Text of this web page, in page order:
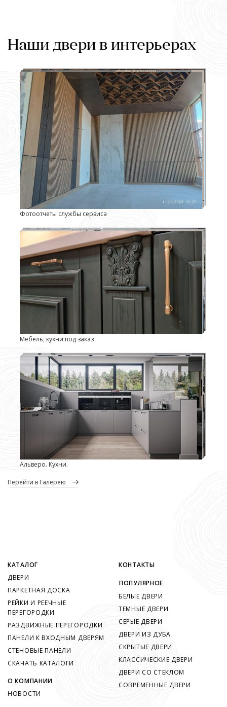
Наши двери в интерьерах
Фотоотчеты службы сервиса
Мебель, кухни под заказ
Альверо. Кухни.
перейти в Галерею
КАТАЛОГ
ДВЕРИ
ПАРКЕТНАЯ ДОСКА
РЕЙКИ И РЕЕЧНЫЕ
ПЕРЕГОРОДКИ
РАЗДВИЖНЫЕ ПЕРЕГОРОДКИ
ПАНЕЛИ К ВХОДНЫМ ДВЕРЯМ
СТЕНОВЫЕ ПАНЕЛИ
СКАЧАТЬ КАТАЛОГИ
О КОМПАНИИ
НОВОСТИ
КОНТАКТЫ
ПОПУЛЯРНОЕ
БЕЛЫЕ ДВЕРИ
ТЕМНЫЕ ДВЕРИ
СЕРЫЕ ДВЕРИ
ДВЕРИ ИЗ ДУБА
СКРЫТЫЕ ДВЕРИ
КЛАССИЧЕСКИЕ ДВЕРИ
ДВЕРИ СО СТЕКЛОМ
СОВРЕМЕННЫЕ ДВЕРИ